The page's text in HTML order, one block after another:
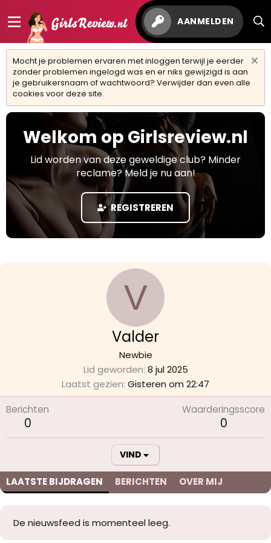
AANMELDEN
Mocht je problemen ervaren met inloggen terwijl je eerder
zonder problemen ingelogd was en er niks gewijzigd is aan
je gebruikersnaam of wachtwoord? Verwijder dan even alle
cookies voor deze site.
Welkom op Girlsreview.nl
Lid worden van deze geweldige club? Minder
reclame? Meld je nu aan!
REGISTREREN
V
Valder
Newbie
Lid geworden 8 jul 2025
Laatst gezien Gisteren om 22:47
Berichten
0
Waarderingsscore
0
VIND
LAATSTE BIJDRAGEN BERICHTEN OVER MIJ
De nieuwsfeed is momenteel leeg.